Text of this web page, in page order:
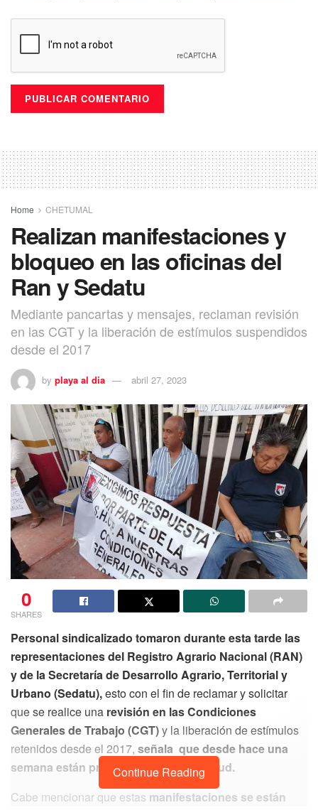
Home CHETUMAL
Realizan manifestaciones y
bloqueo en las oficinas del
Ran y Sedatu
Mediante pancartas y mensajes, reclaman revisión
en las CGT y la liberación de estímulos suspendidos
desde el 2017
by playa al dia abril 27, 2023
0
SHARES
Personal sindicalizado tomaron durante esta tarde las
representaciones del Registro Agrario Nacional (RAN)
y de la Secretaría de Desarrollo Agrario, Territorial y
Urbano (Sedatu),esto con el fin de reclamar y solicitar
que se realice una revisión en las Condiciones
Generales de Trabajo (CGT)y la liberación de estímulos
retenidos desde el 2017, señala que desde hace una
semana están presentando esta solicitud.
Cabe mencionar que estas manifestaciones se están
Continue Reading